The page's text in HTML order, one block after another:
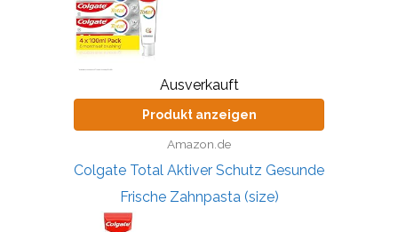
Ausverkauft
Produkt anzeigen
Amazon.de
Colgate Total Aktiver Schutz Gesunde
Frische Zahnpasta (size)